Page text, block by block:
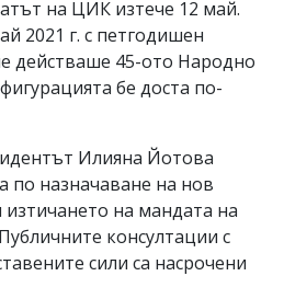
на ЦИК изтече 12 май.
2021 г. с петгодишен
действаше 45-ото Народно
бе доста по-
Илияна Йотова
по назначаване на нов
на мандата на
консултации с
сили са насрочени